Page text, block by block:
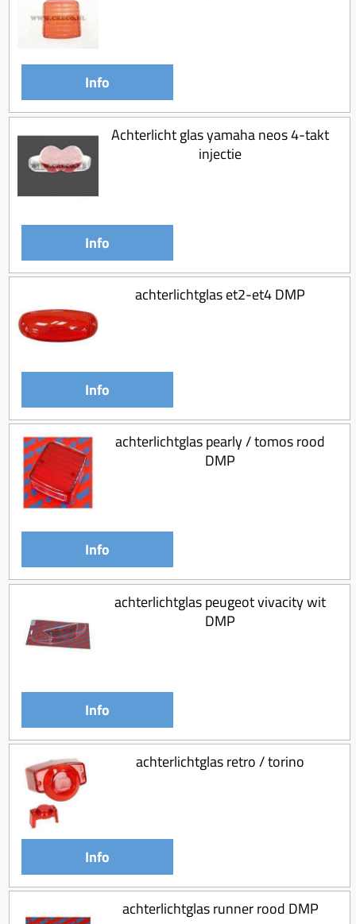
Info
Achterlicht glas yamaha neos 4-takt
injectie
Info
achterlichtglas et2-et4 DMP
Info
achterlichtglas pearly / tomos rood
DMP
Info
achterlichtglas peugeot vivacity wit
DMP
Info
achterlichtglas retro / torino
Info
achterlichtglas runner rood DMP